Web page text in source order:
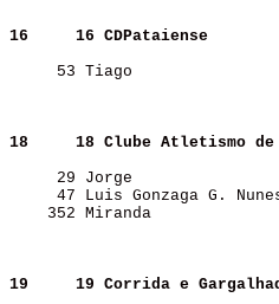
16 16
53 Tiago
18 18 Clube
29 Jorge
47 Luis Gonzaga G.
352 Miranda
19 19 Corrida e